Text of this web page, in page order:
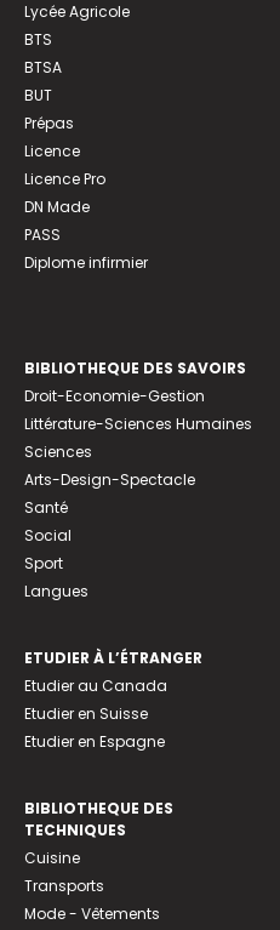
Lycée Agricole
BTS
BTSA
BUT
Prépas
Licence
Licence Pro
DN Made
PASS
Diplome infirmier
BIBLIOTHEQUE DES SAVOIRS
Droit-Economie-Gestion
Littérature-Sciences Humaines
Sciences
Arts-Design-Spectacle
Santé
Social
Sport
Langues
ETUDIER À L’ÉTRANGER
Etudier au Canada
Etudier en Suisse
Etudier en Espagne
BIBLIOTHEQUE DES
TECHNIQUES
Cuisine
Transports
Mode - Vêtements